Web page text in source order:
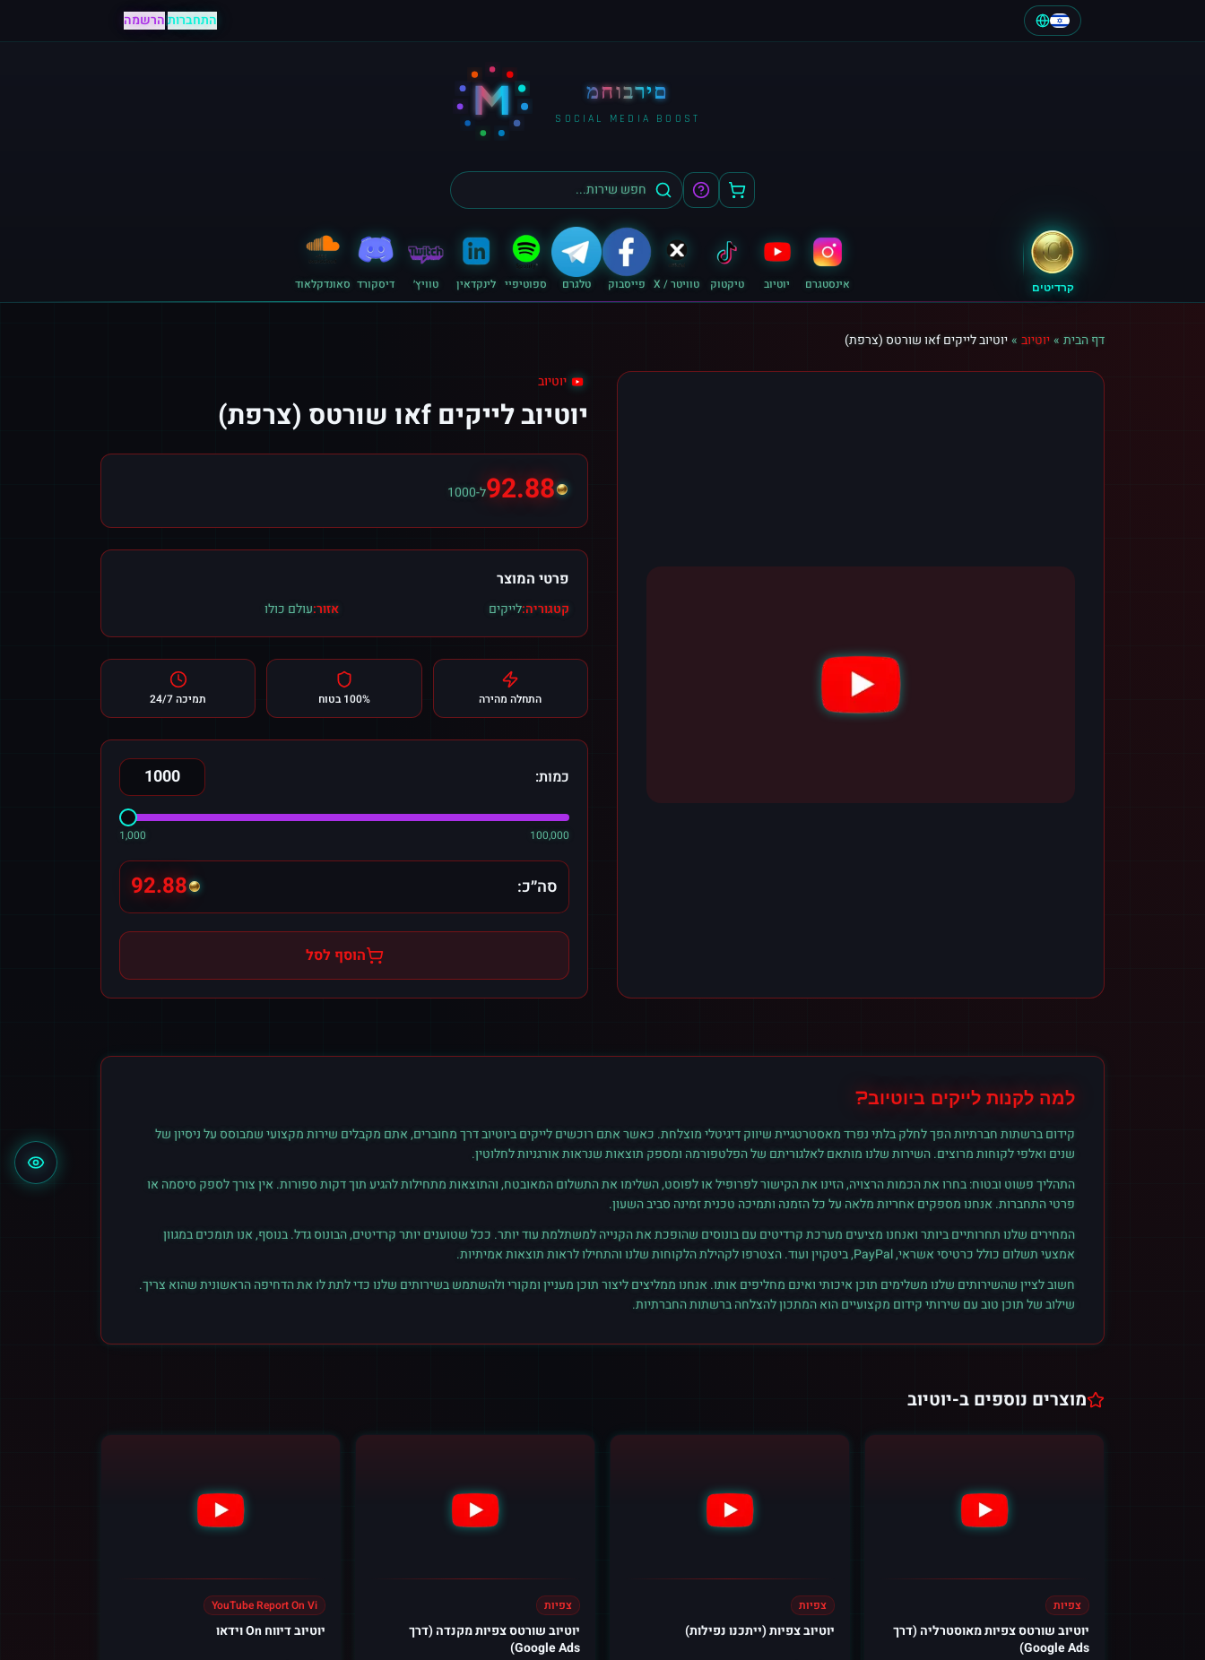
התחברות|הרשמה
M מחוברים
SOCIAL MEDIA BOOST
קרדיטים אינסטגרם יוטיוב טיקטוק טוויטר / X פייסבוק טלגרם ספוטיפיי לינקדאין טוויץ׳ דיסקורד סאונדקלאוד
דף הבית »יוטיוב »יוטיוב לייקים fאו שורטס (צרפת)
יוטיוב
יוטיוב לייקים fאו שורטס (צרפת)
92.88ל-1000
פרטי המוצר
קטגוריה:לייקים אזור:עולם כולו
התחלה מהירה 100% בטוח תמיכה 24/7
כמות:
1,000 100,000
סה״כ: 92.88
הוסף לסל
למה לקנות לייקים ביוטיוב?
קידום ברשתות חברתיות הפך לחלק בלתי נפרד מאסטרטגיית שיווק דיגיטלי מוצלחת. כאשר אתם רוכשיםלייקיםביוטיובדרך מחוברים, אתם מקבלים שירות מקצועי שמבוסס על ניסיון של
שנים ואלפי לקוחות מרוצים. השירות שלנו מותאם לאלגוריתם של הפלטפורמה ומספק תוצאות שנראות אורגניות לחלוטין.
התהליך פשוט ובטוח: בחרו את הכמות הרצויה, הזינו את הקישור לפרופיל או לפוסט, השלימו את התשלום המאובטח, והתוצאות מתחילות להגיע תוך דקות ספורות. אין צורך לספק סיסמה או
פרטי התחברות. אנחנו מספקים אחריות מלאה על כל הזמנה ותמיכה טכנית זמינה סביב השעון.
המחירים שלנו תחרותיים ביותר ואנחנו מציעים מערכת קרדיטים עם בונוסים שהופכת את הקנייה למשתלמת עוד יותר. ככל שטוענים יותר קרדיטים, הבונוס גדל. בנוסף, אנו תומכים במגוון
אמצעי תשלום כולל כרטיסי אשראי, PayPal, ביטקוין ועוד. הצטרפו לקהילת הלקוחות שלנו והתחילו לראות תוצאות אמיתיות.
חשוב לציין שהשירותים שלנו משלימים תוכן איכותי ואינם מחליפים אותו. אנחנו ממליצים ליצור תוכן מעניין ומקורי ולהשתמש בשירותים שלנו כדי לתת לו את הדחיפה הראשונית שהוא צריך.
שילוב של תוכן טוב עם שירותי קידום מקצועיים הוא המתכון להצלחה ברשתות החברתיות.
מוצרים נוספים ב-יוטיוב
צפיות
יוטיוב שורטס צפיות מאוסטרליה (דרך
Google Ads)
צפיות
יוטיוב צפיות (ייתכנו נפילות)
צפיות
יוטיוב שורטס צפיות מקנדה (דרך
Google Ads)
YouTube Report On Vi
יוטיוב דיווח On וידאו